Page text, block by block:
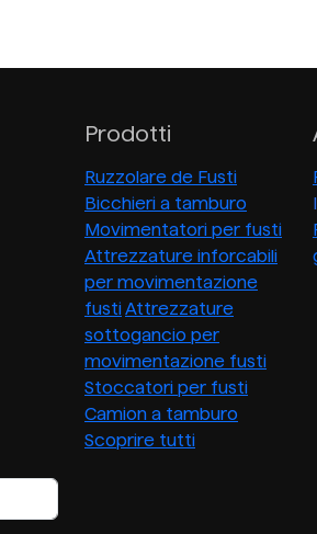
Prodotti
Ruzzolare de Fusti
Bicchieri a tamburo
Movimentatori per fusti
Attrezzature inforcabili
per movimentazione
fustiAttrezzature
sottogancio per
movimentazione fusti
Stoccatori per fusti
Camion a tamburo
Scoprire tutti